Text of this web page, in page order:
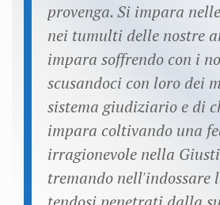
provenga. Si impara
nei tumulti delle nostre
impara soffrendo con i
scu­sandoci con loro dei
sistema giudi­ziario e di
impara coltivando una
irra­gionevole nella
tremando nell'indossare